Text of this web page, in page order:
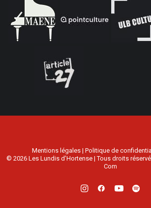
Mentions légales | Politique de
© 2026 Les Lundis d’Hortense | Tous droits
Com